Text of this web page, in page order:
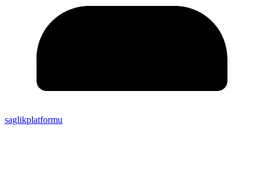
saglikplatformu